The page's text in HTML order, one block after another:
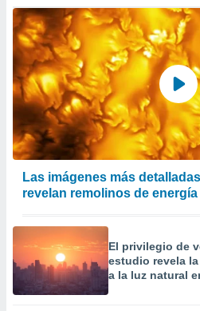
datos
momento
en
en
en
de
un
o acceder
datos
Las imágenes más
revelan remolinos de
El privilegio de
estudio revela
a la luz natural